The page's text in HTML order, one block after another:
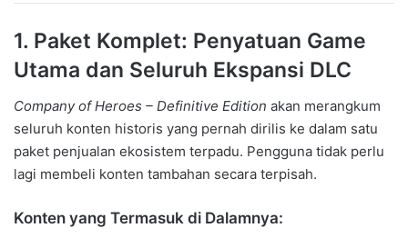
1. Paket Komplet: Penyatuan Game
Utama dan Seluruh Ekspansi DLC
Company of Heroes – Definitive Edition akan merangkum
seluruh konten historis yang pernah dirilis ke dalam satu
paket penjualan ekosistem terpadu. Pengguna tidak perlu
lagi membeli konten tambahan secara terpisah.
Konten yang Termasuk di Dalamnya: